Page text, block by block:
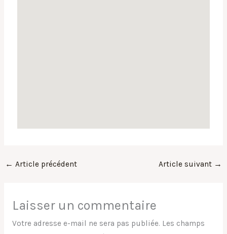
← Article précédent Article suivant →
Laisser un commentaire
Votre adresse e-mail ne sera pas publiée. Les champs